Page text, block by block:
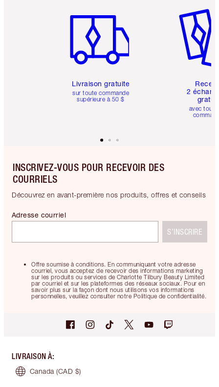
Livraison gratuite
sur toute commande
supérieure à 50 $
2
avec
INSCRIVEZ-VOUS POUR RECEVOIR DES
COURRIELS
Découvrez en avant-première nos produits, offres et conseils
Offre soumise à conditions. En communiquant votre adresse
courriel, vous acceptez de recevoir des informations marketing
sur les produits ou services de Charlotte Tilbury Beauty Limited
par courriel et sur les plateformes des réseaux sociaux. Pour en
savoir plus sur la façon dont nous utilisons vos informations
personnelles, veuillez consulter notre Politique de confidentialité.
Adresse courriel
S’INSCRIRE
LIVRAISON À:
Canada (CAD $)